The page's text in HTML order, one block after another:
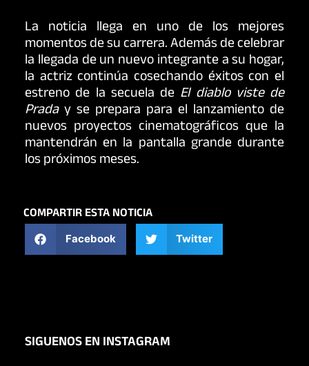
La noticia llega en uno de los mejores
momentos de su carrera. Además de celebrar
la llegada de un nuevo integrante a su hogar,
la actriz continúa cosechando éxitos con el
estreno de la secuela de El diablo viste de
Praday se prepara para el lanzamiento de
nuevos proyectos cinematográficos que la
mantendrán en la pantalla grande durante
los próximos meses.
COMPARTIR ESTA NOTICIA
Facebook Twitter
SIGUENOS EN INSTAGRAM